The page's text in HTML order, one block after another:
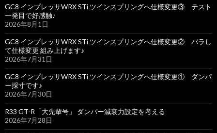
GC8 インプレッサWRX STi ツインスプリングへ仕様変更③ テスト
一発目で好感触♪
2026年8月1日
GC8 インプレッサWRX STi ツインスプリングへ仕様変更② バラし
て仕様変更 組み上げます♪
2026年7月31日
GC8 インプレッサWRX STi ツインスプリングへ仕様変更① ダンパ
ー採寸です♪
2026年7月30日
R33 GT-R「大先輩号」 ダンパー減衰力設定を考える
2026年7月28日